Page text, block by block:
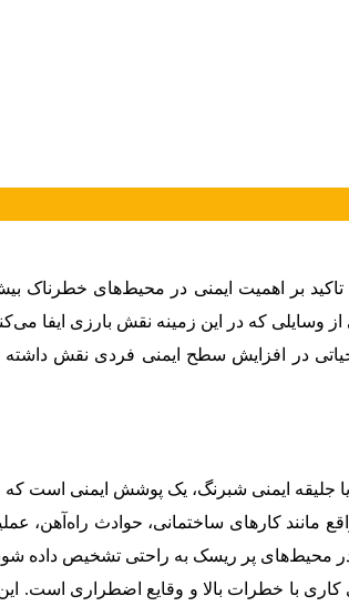
بر اهمیت ایمنی در محیط‌های
وسایلی که در این زمینه نقش بارزی ایفا
در افزایش سطح ایمنی فردی نقش
یا جلیقه ایمنی شبرنگ، یک پوشش ایمنی
مانند کارهای ساختمانی، حوادث راه‌آهن،
در محیط‌های پر ریسک به راحتی تشخیص داده
کاری با خطرات بالا و وقایع اضطراری